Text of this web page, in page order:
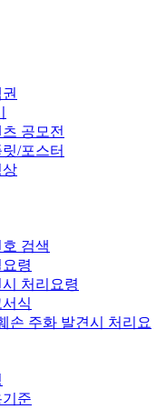
공모전
/포스터
상
검색
령
처리요령
식
손 주화 발견시 처리요
준